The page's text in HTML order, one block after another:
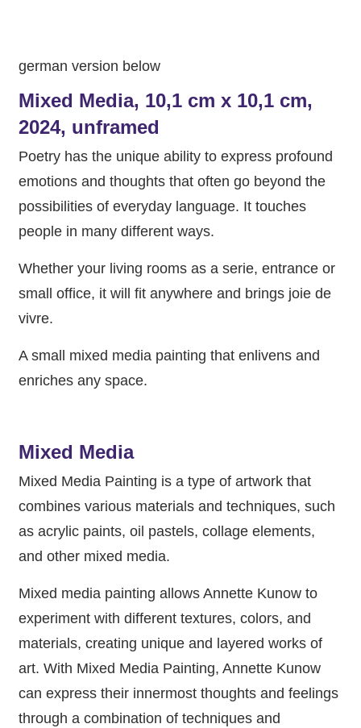
german version below
Mixed Media, 10,1 cm x 10,1 cm,
2024, unframed
Poetry has the unique ability to express profound
emotions and thoughts that often go beyond the
possibilities of everyday language. It touches
people in many different ways.
Whether your living rooms as a serie, entrance or
small office, it will fit anywhere and brings joie de
vivre.
A small mixed media painting that enlivens and
enriches any space.
Mixed Media
Mixed Media Painting is a type of artwork that
combines various materials and techniques, such
as acrylic paints, oil pastels, collage elements,
and other mixed media.
Mixed media painting allows Annette Kunow to
experiment with different textures, colors, and
materials, creating unique and layered works of
art. With Mixed Media Painting, Annette Kunow
can express their innermost thoughts and feelings
through a combination of techniques and